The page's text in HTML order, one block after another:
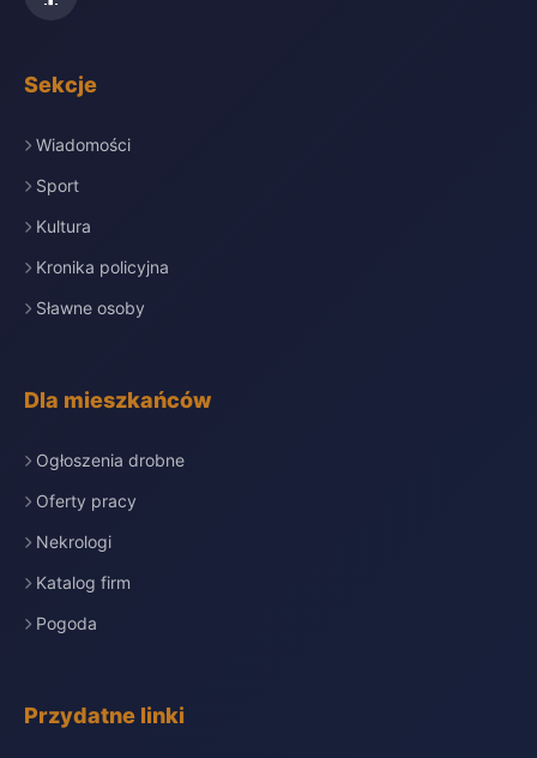
Sekcje
Wiadomości
Sport
Kultura
Kronika policyjna
Sławne osoby
Dla mieszkańców
Ogłoszenia drobne
Oferty pracy
Nekrologi
Katalog firm
Pogoda
Przydatne linki